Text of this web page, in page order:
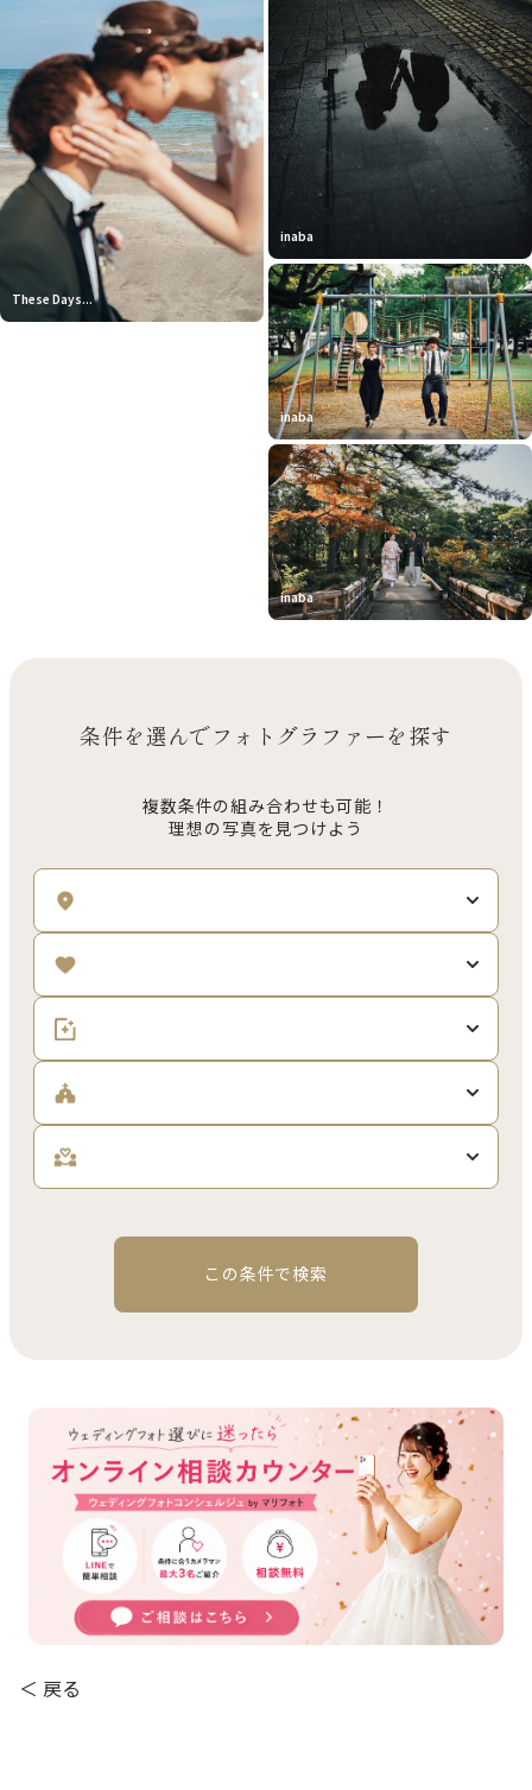
These Days...
inaba
inaba
inaba
条件を選んでフォトグラファーを探す
複数条件の組み合わせも可能！
理想の写真を見つけよう
この条件で検索
＜ 戻る